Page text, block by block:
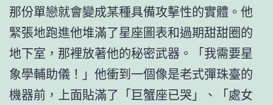
那份單戀就會變成某種具備攻擊性的實體。他
緊張地跑進他堆滿了星座圖表和過期甜甜圈的
地下室，那裡放著他的秘密武器。「我需要星
象學輔助儀！」他衝到一個像是老式彈珠臺的
機器前，上面貼滿了「巨蟹座已哭」、「處女